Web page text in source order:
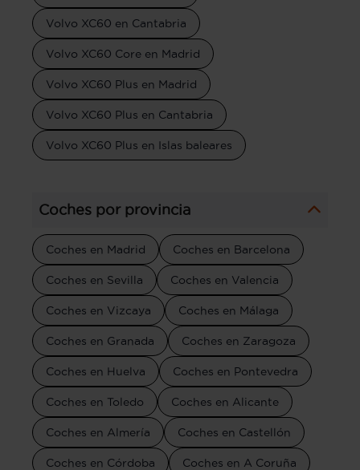
Volvo XC60 en Cantabria
Volvo XC60 Core en Madrid
Volvo XC60 Plus en Madrid
Volvo XC60 Plus en Cantabria
Volvo XC60 Plus en Islas baleares
Coches por provincia
Coches en Madrid Coches en Barcelona
Coches en Sevilla Coches en Valencia
Coches en Vizcaya Coches en Málaga
Coches en Granada Coches en Zaragoza
Coches en Huelva Coches en Pontevedra
Coches en Toledo Coches en Alicante
Coches en Almería Coches en Castellón
Coches en Córdoba Coches en A Coruña